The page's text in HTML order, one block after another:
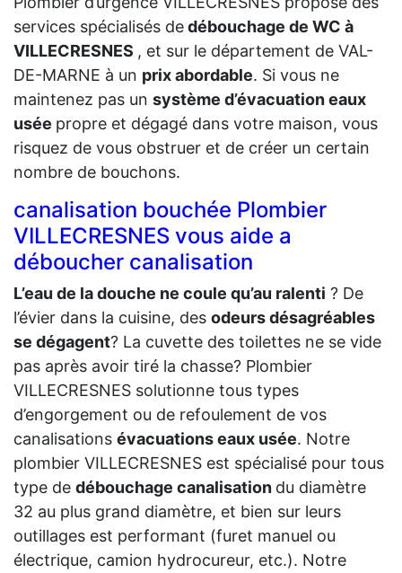
services spécialisés dedébouchage de WC à
VILLECRESNES , et sur le département de VAL-
DE-MARNE à un prix abordable. Si vous ne
maintenez pas un système d’évacuation eaux
usée propre et dégagé dans votre maison, vous
risquez de vous obstruer et de créer un certain
nombre de bouchons.
canalisation bouchée Plombier
VILLECRESNES vous aide a
déboucher canalisation
L’eau de la douche ne coule qu’au ralenti ? De
l’évier dans la cuisine, des odeurs désagréables
se dégagent? La cuvette des toilettes ne se vide
pas après avoir tiré la chasse? Plombier
VILLECRESNES solutionne tous types
d’engorgement ou de refoulement de vos
canalisations évacuations eaux usée. Notre
plombier VILLECRESNES est spécialisé pour tous
type de débouchage canalisation du diamètre
32 au plus grand diamètre, et bien sur leurs
outillages est performant (furet manuel ou
électrique, camion hydrocureur, etc.). Notre